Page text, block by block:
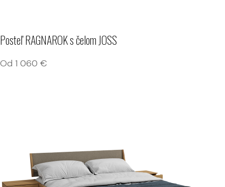
Posteľ RAGNAROK s čelom JOSS
Od 1 060 €